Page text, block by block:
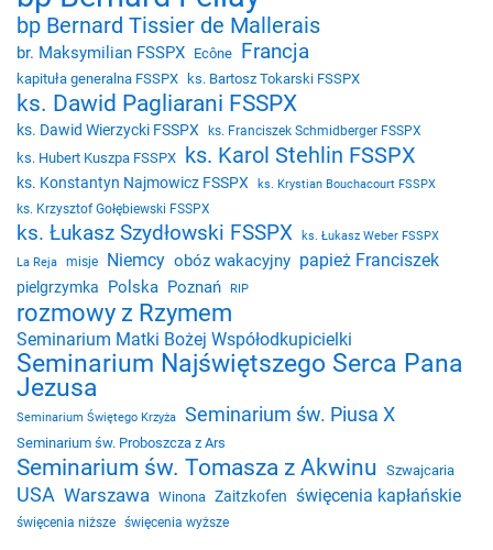
bp Bernard Tissier de Mallerais
br. Maksymilian FSSPX Ecône Francja
kapituła generalna FSSPX ks. Bartosz Tokarski FSSPX
ks. Dawid Pagliarani FSSPX
ks. Dawid Wierzycki FSSPX ks. Franciszek Schmidberger FSSPX
ks. Hubert Kuszpa FSSPX ks. Karol Stehlin FSSPX
ks. Konstantyn Najmowicz FSSPX
ks. Krystian Bouchacourt FSSPX
ks. Krzysztof Gołębiewski FSSPX
ks. Łukasz Szydłowski FSSPX
ks. Łukasz Weber FSSPX
La Reja
misje Niemcy obóz wakacyjny papież Franciszek
pielgrzymka Polska Poznań RIP
rozmowy z Rzymem
Seminarium Matki Bożej Współodkupicielki
Seminarium Najświętszego Serca Pana
Jezusa
Seminarium Świętego Krzyża Seminarium św. Piusa X
Seminarium św. Proboszcza z Ars
Seminarium św. Tomasza z Akwinu Szwajcaria
USA Warszawa Winona Zaitzkofen święcenia kapłańskie
święcenia niższe święcenia wyższe